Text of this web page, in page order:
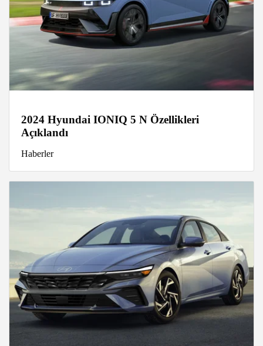
2024 Hyundai IONIQ 5 N Özellikleri
Açıklandı
Haberler